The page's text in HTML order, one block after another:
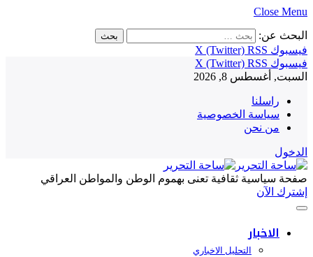
Close Menu
البحث عن:
فيسبوك
X (Twitter) RSS
فيسبوك
X (Twitter) RSS
السبت, أغسطس 8, 2026
راسلنا
سياسة الخصوصية
من نحن
الدخول
صفحة سياسية ثقافية تعنى بهموم الوطن والمواطن العراقي
إشترك الآن
الاخبار
التحليل الاخباري